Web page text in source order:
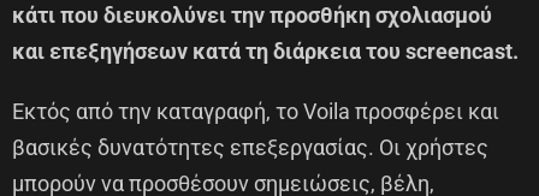
κάτι που διευκολύνει την προσθήκη σχολιασμού
και επεξηγήσεων κατά τη διάρκεια του screencast.
Εκτός από την καταγραφή, το Voila προσφέρει και
βασικές δυνατότητες επεξεργασίας. Οι χρήστες
μπορούν να προσθέσουν σημειώσεις, βέλη,